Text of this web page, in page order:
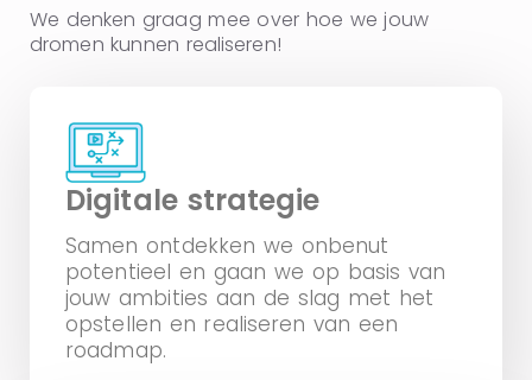
We denken graag mee over hoe we jouw
dromen kunnen realiseren!
Digitale strategie
Samen ontdekken we onbenut
potentieel en gaan we op basis van
jouw ambities aan de slag met het
opstellen en realiseren van een
roadmap.